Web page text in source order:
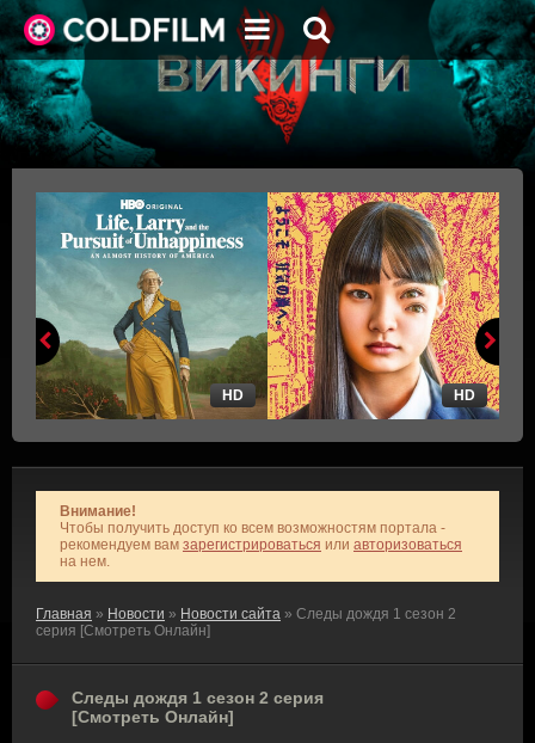
HD HD
Внимание!
Чтобы получить доступ ко всем возможностям портала -
рекомендуем вам зарегистрироваться или авторизоваться
на нем.
Главная » Новости » Новости сайта » Следы дождя 1 сезон 2
серия [Смотреть Онлайн]
Следы дождя 1 сезон 2 серия
[Смотреть Онлайн]